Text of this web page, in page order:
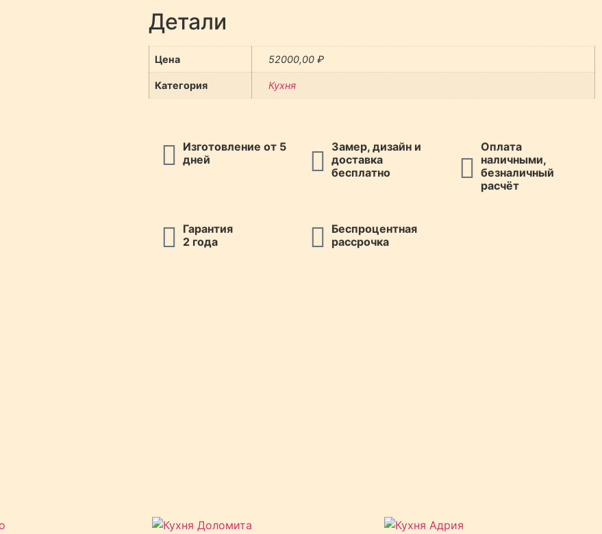
Детали
Цена 52000,00 ₽
Категория Кухня
Изготовление от 5
дней
Замер, дизайн и
доставка
бесплатно
Оплата
наличными,
безналичный
расчёт
Гарантия
2 года
Беспроцентная
рассрочка